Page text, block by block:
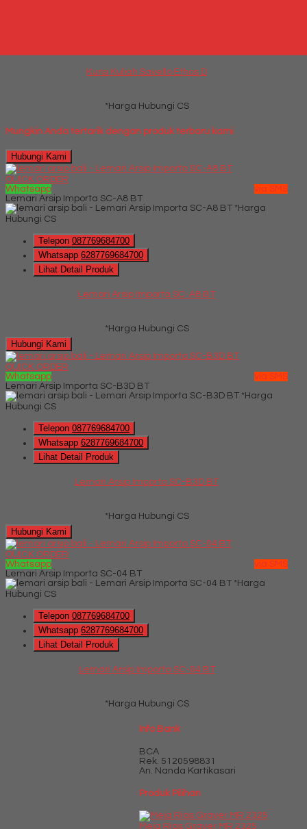
Kursi Kuliah Savello Ethos D
*Harga Hubungi CS
Mungkin Anda tertarik dengan produk terbaru kami
Hubungi Kami
QUICK ORDER
Whatsapp
via SMS
Lemari Arsip Importa SC-A8 BT
*Harga
Hubungi CS
Telepon 087769684700
Whatsapp 6287769684700
Lihat Detail Produk
Lemari Arsip Importa SC-A8 BT
*Harga Hubungi CS
Hubungi Kami
QUICK ORDER
Whatsapp
via SMS
Lemari Arsip Importa SC-B3D BT
*Harga
Hubungi CS
Telepon 087769684700
Whatsapp 6287769684700
Lihat Detail Produk
Lemari Arsip Importa SC-B3D BT
*Harga Hubungi CS
Hubungi Kami
QUICK ORDER
Whatsapp
via SMS
Lemari Arsip Importa SC-04 BT
*Harga
Hubungi CS
Telepon 087769684700
Whatsapp 6287769684700
Lihat Detail Produk
Lemari Arsip Importa SC-04 BT
*Harga Hubungi CS
Info Bank
BCA
Rek. 5120598831
An. Nanda Kartikasari
Produk Pilihan
Meja Rias Graver MR 2325